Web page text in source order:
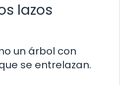
lazos
un árbol con
se entrelazan.